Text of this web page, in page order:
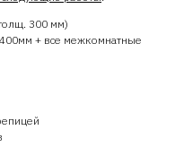
300 мм)
+ все межкомнатные